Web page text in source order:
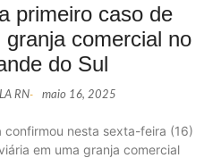
primeiro caso de
comercial no
do Sul
RN- maio 16, 2025
confirmou nesta sexta-feira (16)
em uma granja comercial